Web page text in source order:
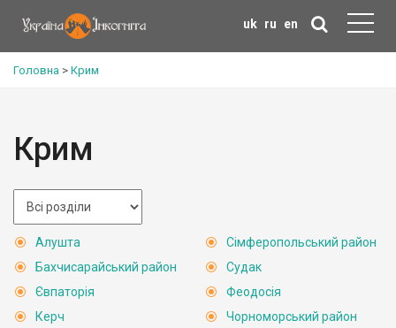
uk ru en
Головна > Крим
Крим
Алушта
Бахчисарайський район
Євпаторія
Керч
Сімферопольський район
Судак
Феодосія
Чорноморський район